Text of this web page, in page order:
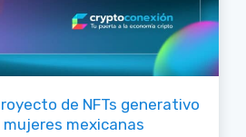
de NFTs generativo
mexicanas